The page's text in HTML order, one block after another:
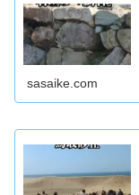
sasaike.com